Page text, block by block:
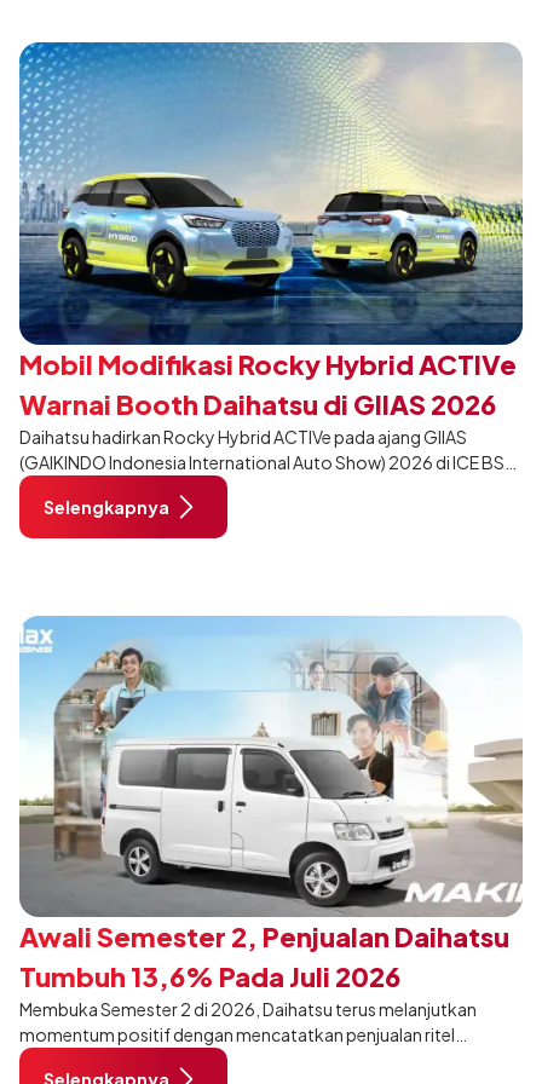
menjadi ciri khas Terios.
Mobil Modifikasi Rocky Hybrid ACTIVe
Warnai Booth Daihatsu di GIIAS 2026
Daihatsu hadirkan Rocky Hybrid ACTIVe pada ajang GIIAS
(GAIKINDO Indonesia International Auto Show) 2026 di ICE BSD
City, Tangerang. Terdapat 2 unit Rocky Hybrid yang
dimodifikasi untuk menghadirkan sarana inspirasi bagi
pengunjung mendukung gaya hidup yang aktif.
Selengkapnya
Awali Semester 2, Penjualan Daihatsu
Tumbuh 13,6% Pada Juli 2026
Membuka Semester 2 di 2026, Daihatsu terus melanjutkan
momentum positif dengan mencatatkan penjualan ritel
sebanyak 12.750 unit pada Juli 2026. Capaian tersebut tumbuh
Selengkapnya